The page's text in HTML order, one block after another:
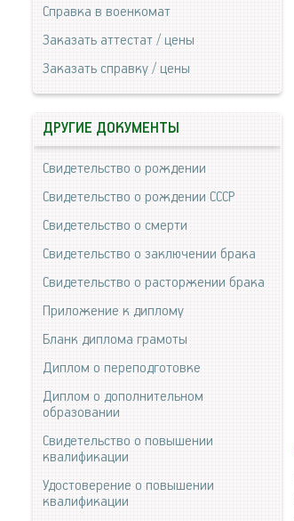
Справка в военкомат
Заказать аттестат / цены
Заказать справку / цены
ДРУГИЕ ДОКУМЕНТЫ
Свидетельство о рождении
Свидетельство о рождении СССР
Свидетельство о смерти
Свидетельство о заключении брака
Свидетельство о расторжении брака
Приложение к диплому
Бланк диплома грамоты
Диплом о переподготовке
Диплом о дополнительном
образовании
Свидетельство о повышении
квалификации
Удостоверение о повышении
квалификации